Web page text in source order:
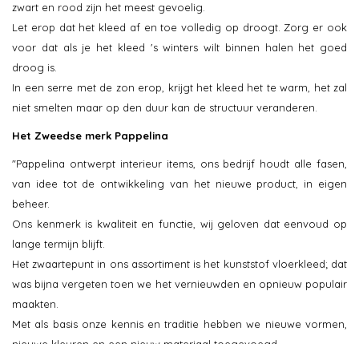
zwart en rood zijn het meest gevoelig.
Let erop dat het kleed af en toe volledig op droogt. Zorg er ook
voor dat als je het kleed 's winters wilt binnen halen het goed
droog is.
In een serre met de zon erop, krijgt het kleed het te warm, het zal
niet smelten maar op den duur kan de structuur veranderen.
Het Zweedse merk Pappelina
"Pappelina ontwerpt interieur items, ons bedrijf houdt alle fasen,
van idee tot de ontwikkeling van het nieuwe product, in eigen
beheer.
Ons kenmerk is kwaliteit en functie, wij geloven dat eenvoud op
lange termijn blijft.
Het zwaartepunt in ons assortiment is het kunststof vloerkleed; dat
was bijna vergeten toen we het vernieuwden en opnieuw populair
maakten.
Met als basis onze kennis en traditie hebben we nieuwe vormen,